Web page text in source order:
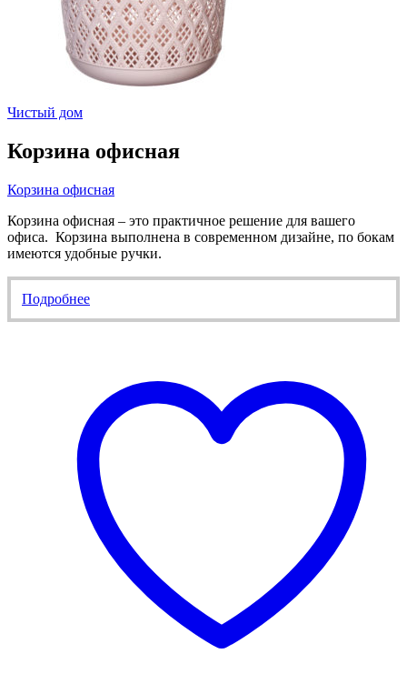
Чистый дом
Корзина офисная
Корзина офисная
Корзина офисная – это практичное решение для вашего
офиса. Корзина выполнена в современном дизайне, по бокам
имеются удобные ручки.
Подробнее